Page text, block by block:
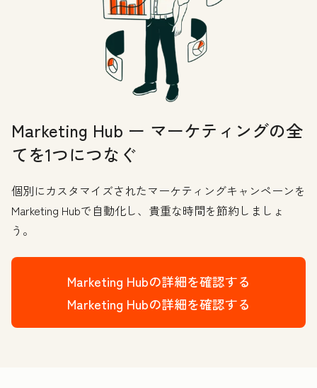
Marketing Hub ー マーケティングの全
てを1つにつなぐ
個別にカスタマイズされたマーケティングキャンペーンを
Marketing Hubで自動化し、貴重な時間を節約しましょ
う。
Marketing Hubの詳細を確認する
Marketing Hubの詳細を確認する